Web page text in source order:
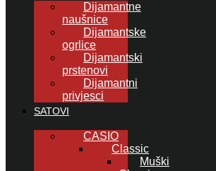
Dijamantne
naušnice
Dijamantske
ogrlice
Dijamantski
prstenovi
Dijamantni
privjesci
SATOVI
CASIO
Classic
Muški